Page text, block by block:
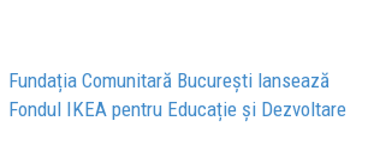
Fundația Comunitară București lansează
Fondul IKEA pentru Educație și Dezvoltare